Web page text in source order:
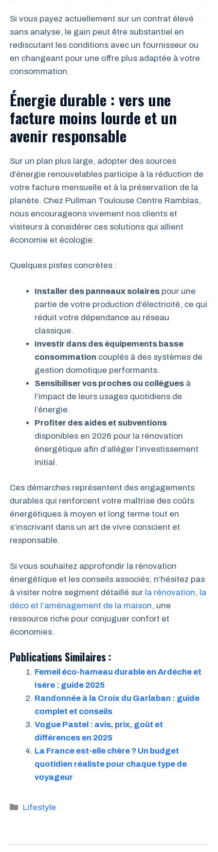
Si vous payez actuellement sur un contrat élevé
sans analyse, le gain peut être substantiel en
rediscutant les conditions avec un fournisseur ou
en changeant pour une offre plus adaptée à votre
consommation.
Énergie durable : vers une
facture moins lourde et un
avenir responsable
Sur un plan plus large, adopter des sources
d’énergie renouvelables participe à la réduction de
votre facture mensuelle et à la préservation de la
planète. Chez Pullman Toulouse Centre Ramblas,
nous encourageons vivement nos clients et
visiteurs à considérer ces solutions qui allient
économie et écologie.
Quelques pistes concrètes :
Installer des panneaux solaires pour une
partie de votre production d’électricité, ce qui
réduit votre dépendance au réseau
classique.
Investir dans des équipements basse
consommation couplés à des systèmes de
gestion domotique performants.
Sensibiliser vos proches ou collègues à
l’impact de leurs usages quotidiens de
l’énergie.
Profiter des aides et subventions
disponibles en 2026 pour la rénovation
énergétique afin d’alléger l’investissement
initial.
Ces démarches représentent des engagements
durables qui renforcent votre maîtrise des coûts
énergétiques à moyen et long terme tout en
s’inscrivant dans un art de vivre conscient et
responsable.
Si vous souhaitez approfondir la rénovation
énergétique et les conseils associés, n’hésitez pas
à visiter notre segment détaillé sur la rénovation, la
déco et l’aménagement de la maison, une
ressource riche pour conjuguer confort et
économies.
Publications Similaires :
Femeil éco-hameau durable en Ardèche et
Isère : guide 2025
Randonnée à la Croix du Garlaban : guide
complet et conseils
Vogue Pastel : avis, prix, goût et
différences en 2025
La France est-elle chère ? Un budget
quotidien réaliste pour chaque type de
voyageur
Catégories
Lifestyle